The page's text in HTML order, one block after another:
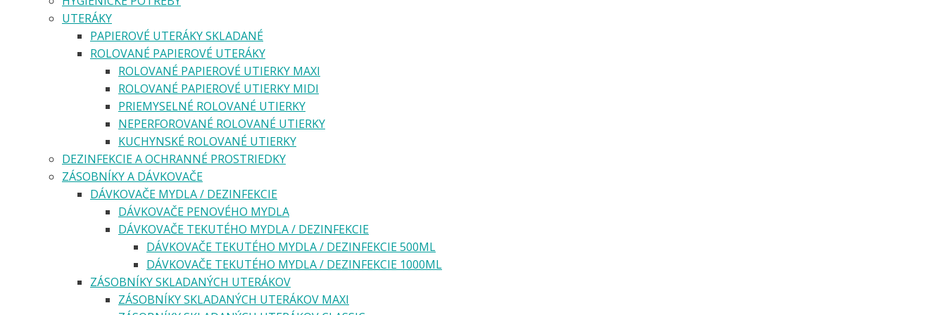
UTERÁKY
PAPIEROVÉ UTERÁKY SKLADANÉ
ROLOVANÉ PAPIEROVÉ UTERÁKY
ROLOVANÉ PAPIEROVÉ UTIERKY MAXI
ROLOVANÉ PAPIEROVÉ UTIERKY MIDI
PRIEMYSELNÉ ROLOVANÉ UTIERKY
NEPERFOROVANÉ ROLOVANÉ UTIERKY
KUCHYNSKÉ ROLOVANÉ UTIERKY
DEZINFEKCIE A OCHRANNÉ PROSTRIEDKY
ZÁSOBNÍKY A DÁVKOVAČE
DÁVKOVAČE MYDLA / DEZINFEKCIE
DÁVKOVAČE PENOVÉHO MYDLA
DÁVKOVAČE TEKUTÉHO MYDLA / DEZINFEKCIE
DÁVKOVAČE TEKUTÉHO MYDLA / DEZINFEKCIE 500ML
DÁVKOVAČE TEKUTÉHO MYDLA / DEZINFEKCIE 1000ML
ZÁSOBNÍKY SKLADANÝCH UTERÁKOV
ZÁSOBNÍKY SKLADANÝCH UTERÁKOV MAXI